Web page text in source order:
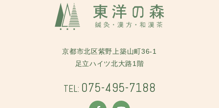
京都市北区紫野上築山町36-1
足立ハイツ北大路1階
TEL: 075-495-7188